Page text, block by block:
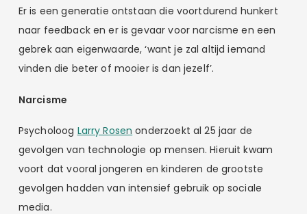
Er is een generatie ontstaan die voortdurend hunkert
naar feedback en er is gevaar voor narcisme en een
gebrek aan eigenwaarde, ‘want je zal altijd iemand
vinden die beter of mooier is dan jezelf’.
Narcisme
Psycholoog Larry Rosen onderzoekt al 25 jaar de
gevolgen van technologie op mensen. Hieruit kwam
voort dat vooral jongeren en kinderen de grootste
gevolgen hadden van intensief gebruik op sociale
media.